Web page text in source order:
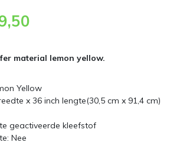
material lemon yellow.
Yellow
x 36 inch lengte(30,5 cm x 91,4 cm)
geactiveerde kleefstof
Nee